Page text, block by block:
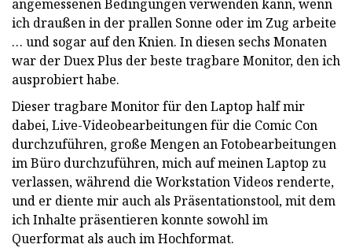
angemessenen Bedingungen verwenden kann, wenn
ich draußen in der prallen Sonne oder im Zug arbeite
… und sogar auf den Knien. In diesen sechs Monaten
war der Duex Plus der beste tragbare Monitor, den ich
ausprobiert habe.
Dieser tragbare Monitor für den Laptop half mir
dabei, Live-Videobearbeitungen für die Comic Con
durchzuführen, große Mengen an Fotobearbeitungen
im Büro durchzuführen, mich auf meinen Laptop zu
verlassen, während die Workstation Videos renderte,
und er diente mir auch als Präsentationstool, mit dem
ich Inhalte präsentieren konnte sowohl im
Querformat als auch im Hochformat.